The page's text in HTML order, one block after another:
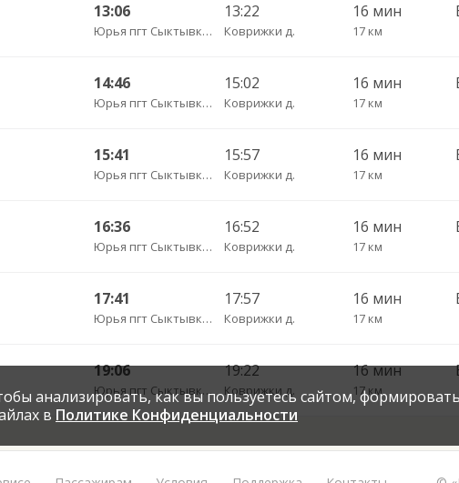
13:06
Юрья пгт Сыктывкар пов.
13:22
Коврижки д.
16 мин
17 км
14:46
Юрья пгт Сыктывкар пов.
15:02
Коврижки д.
16 мин
17 км
15:41
Юрья пгт Сыктывкар пов.
15:57
Коврижки д.
16 мин
17 км
16:36
Юрья пгт Сыктывкар пов.
16:52
Коврижки д.
16 мин
17 км
17:41
Юрья пгт Сыктывкар пов.
17:57
Коврижки д.
16 мин
17 км
19:06
Юрья пгт Сыктывкар пов.
19:22
Коврижки д.
16 мин
17 км
анализировать, как вы пользуетесь сайтом,
в Политике Конфиденциальности